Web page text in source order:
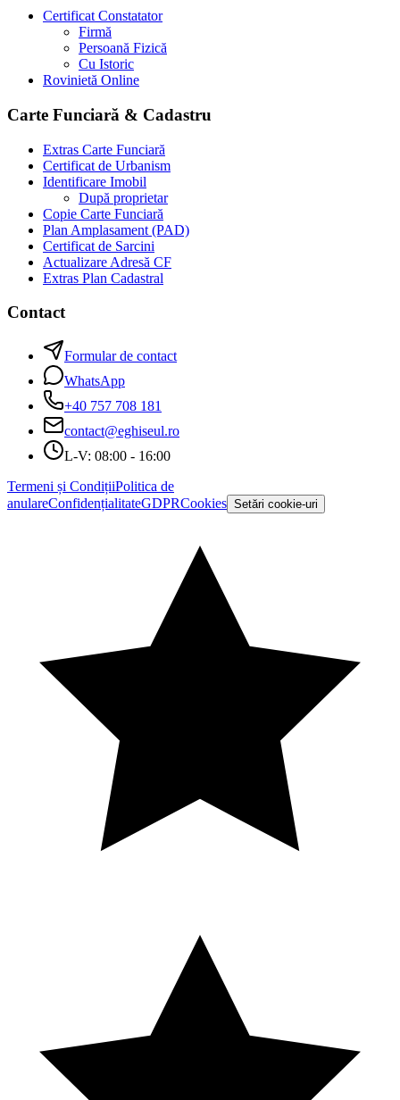
Certificat Constatator
Firmă
Persoană Fizică
Cu Istoric
Rovinietă Online
Carte Funciară & Cadastru
Extras Carte Funciară
Certificat de Urbanism
Identificare Imobil
După proprietar
Copie Carte Funciară
Plan Amplasament (PAD)
Certificat de Sarcini
Actualizare Adresă CF
Extras Plan Cadastral
Contact
Formular de contact
WhatsApp
+40 757 708 181
contact@eghiseul.ro
L-V: 08:00 - 16:00
Termeni și CondițiiPolitica de
anulareConfidențialitateGDPRCookies Setări cookie-uri